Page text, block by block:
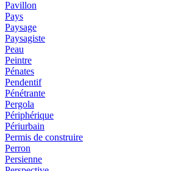
Pavillon
Pays
Paysage
Paysagiste
Peau
Peintre
Pénates
Pendentif
Pénétrante
Pergola
Périphérique
Périurbain
Permis de construire
Perron
Persienne